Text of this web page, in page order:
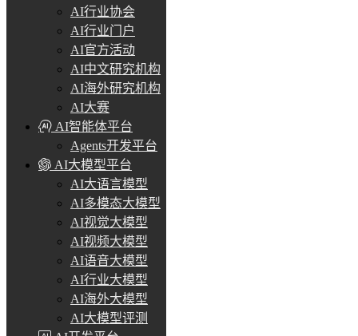
AI行业协会
AI行业门户
AI官方活动
AI中文研究机构
AI海外研究机构
AI大赛
AI智能体平台
Agents开发平台
AI大模型平台
AI大语言模型
AI多模态大模型
AI视觉大模型
AI视频大模型
AI语音大模型
AI行业大模型
AI海外大模型
AI大模型评测